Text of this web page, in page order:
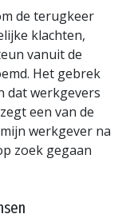
de terugkeer
klachten,
vanuit de
Het gebrek
dat werkgevers
een van de
werkgever na
zoek gegaan